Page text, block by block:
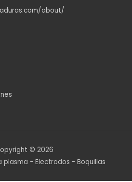
about/
© 2026
plasma - Electrodos - Boquillas